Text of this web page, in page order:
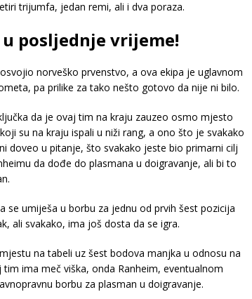
trijumfa, jedan remi, ali i dva poraza.
posljednje vrijeme!
norveško prvenstvo, a ova ekipa je uglavnom
pa prilike za tako nešto gotovo da nije ni bilo.
da je ovaj tim na kraju zauzeo osmo mjesto
su na kraju ispali u niži rang, a ono što je svakako
doveo u pitanje, što svakako jeste bio primarni cilj
da dođe do plasmana u doigravanje, ali bi to
se umiješa u borbu za jednu od prvih šest pozicija
ali svakako, ima još dosta da se igra.
na tabeli uz šest bodova manjka u odnosu na
ima meč viška, onda Ranheim, eventualnom
borbu za plasman u doigravanje.